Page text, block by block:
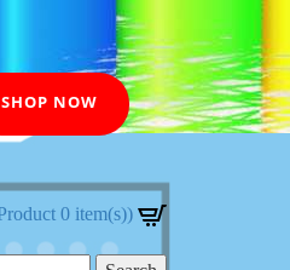
SHOP NOW
0 item(s))